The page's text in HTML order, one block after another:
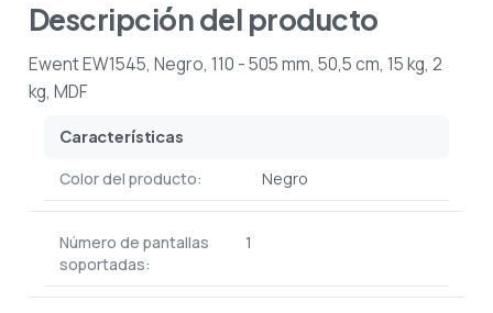
Descripción del producto
Ewent EW1545, Negro, 110 - 505 mm, 50,5 cm, 15 kg, 2
kg, MDF
Características
Color del producto: Negro
Número de pantallas
soportadas:
1